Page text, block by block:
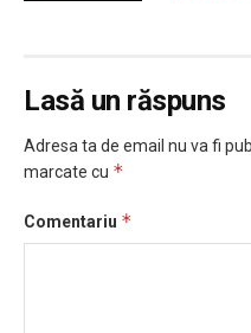
Lasă un răspuns
Adresa ta de email nu va fi
marcate cu *
Comentariu *